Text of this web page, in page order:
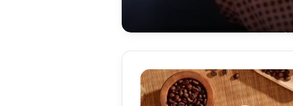
البحوث الفلكية ترصد 4 توابع لزلزال اليوم:
هزات ارتدادية خفيفة ولا داعي للقلق